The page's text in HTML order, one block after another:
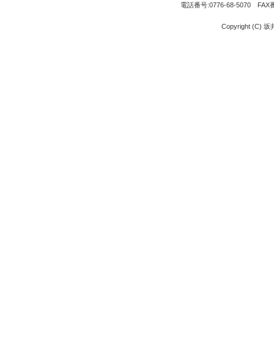
電話番号:0776-68-5070
Copyright (C) 坂